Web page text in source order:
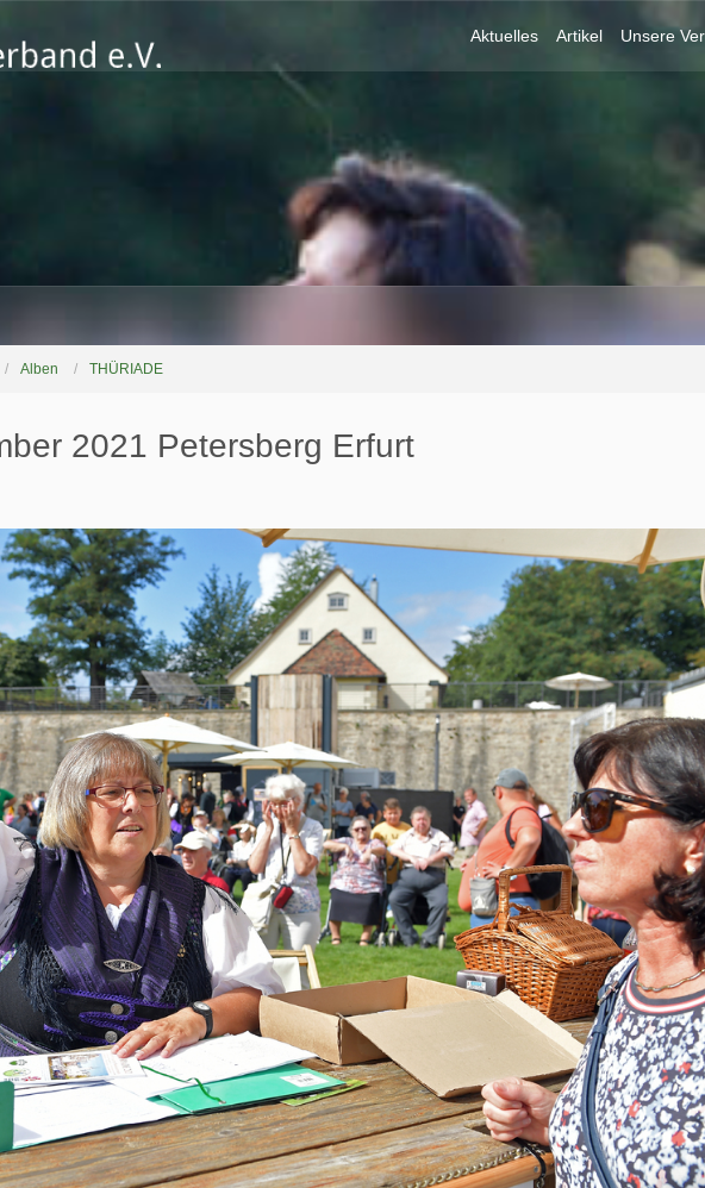
Aktuelles Artikel Unsere
Alben THÜRIADE
2021 Petersberg Erfurt